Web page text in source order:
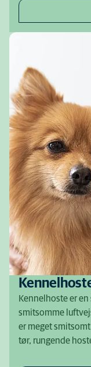
Kennelhoste er
smitsomme
er meget
tør, rungende